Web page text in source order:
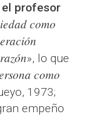
el profesor
como
», lo que
como
1973;
empeño